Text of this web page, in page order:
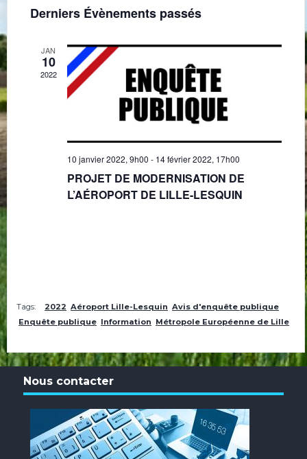
une
date.
Derniers Évènements passés
JAN
10
2022
10 janvier 2022, 9h00 - 14 février 2022, 17h00
PROJET DE MODERNISATION DE
L’AÉROPORT DE LILLE-LESQUIN
Tags: 2022 Aéroport Lille-Lesquin Avis d'enquête publique
Enquête publique Information Métropole Européenne de Lille
Nous contacter